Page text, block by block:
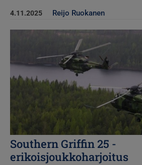
4.11.2025 Reijo Ruokanen
Southern Griffin 25 -
erikoisjoukkoharjoitus